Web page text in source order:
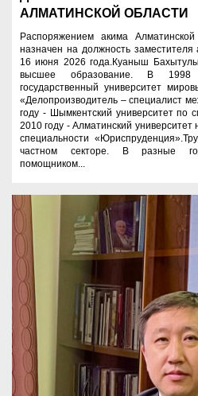
АЛМАТИНСКОЙ ОБЛАСТИ
Распоряжением акима
назначен на должность
16 июня 2026 года.Куаныш
высшее образование. В 1998
государственный университет
«Делопроизводитель – специалист
году - Шымкентский университет по
2010 году - Алматинский
специальности
частном секторе. В разные
помощником...